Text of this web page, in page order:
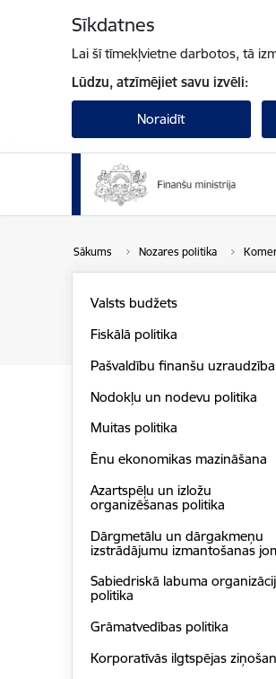
Sīkdatnes
Lai šī tīmekļvietne darbotos, tā
Lūdzu, atzīmējiet savu izvēli:
Noraidīt
Sākums Nozares politika
Valsts budžets
Fiskālā politika
Pašvaldību finanšu uzraudzība
Nodokļu un nodevu politika
Muitas politika
Ēnu ekonomikas mazināšana
Azartspēļu un izložu
organizēšanas politika
Dārgmetālu un dārgakmeņu
izstrādājumu izmantošanas
Sabiedriskā labuma
politika
Grāmatvedības politika
Korporatīvās ilgtspēja​s